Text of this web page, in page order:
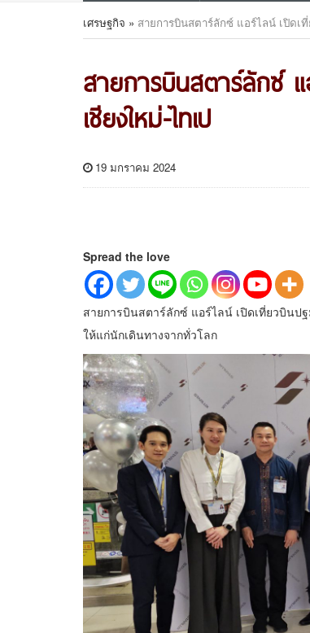
เศรษฐกิจ » สายการบินสตาร์ลักซ์ แอร์ไลน์ เปิดเ
สายการบินสตาร์ลักซ์
เชียงใหม่-ไทเป
19 มกราคม 2024
Spread the love
สายการบินสตาร์ลักซ์ แอร์ไลน์ เปิดเที่ยวบินป
ให้แก่นักเดินทางจากทั่วโลก